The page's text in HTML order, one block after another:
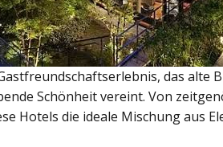
das alte
Schönheit vereint. Von
Hotels die ideale Mischung aus